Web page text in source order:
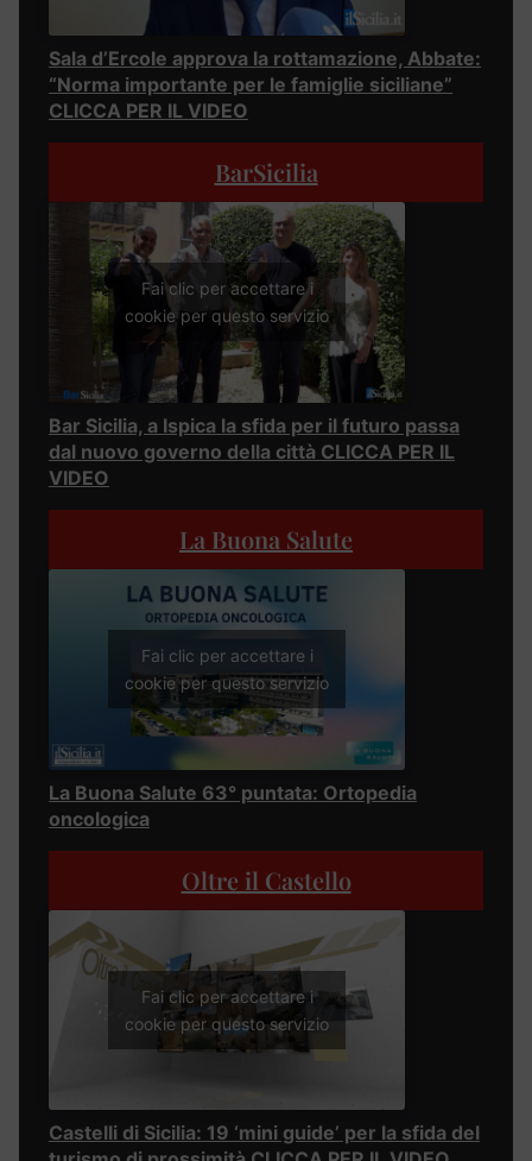
Sala d’Ercole approva la rottamazione, Abbate:
“Norma importante per le famiglie siciliane”
CLICCA PER IL VIDEO
BarSicilia
Fai clic per accettare i
cookie per questo servizio
Bar Sicilia, a Ispica la sfida per il futuro passa
dal nuovo governo della città CLICCA PER IL
VIDEO
La Buona Salute
Fai clic per accettare i
cookie per questo servizio
La Buona Salute 63° puntata: Ortopedia
oncologica
Oltre il Castello
Fai clic per accettare i
cookie per questo servizio
Castelli di Sicilia: 19 ‘mini guide’ per la sfida del